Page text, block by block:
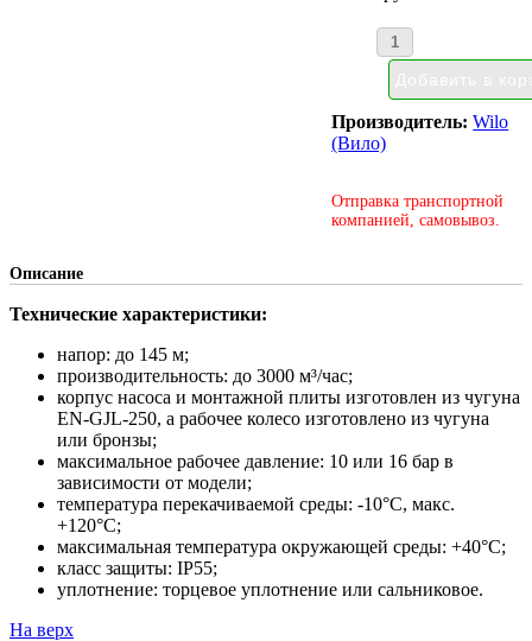
Производитель:Wilo
(Вило)
Отправка транспортной
компанией, самовывоз.
Описание
Технические характеристики:
напор: до 145 м;
производительность: до 3000 м³/час;
корпус насоса и монтажной плиты изготовлен из чугуна
EN-GJL-250, а рабочее колесо изготовлено из чугуна
или бронзы;
максимальное рабочее давление: 10 или 16 бар в
зависимости от модели;
температура перекачиваемой среды: -10°С, макс.
+120°С;
максимальная температура окружающей среды: +40°С;
класс защиты: IP55;
уплотнение: торцевое уплотнение или сальниковое.
На верх